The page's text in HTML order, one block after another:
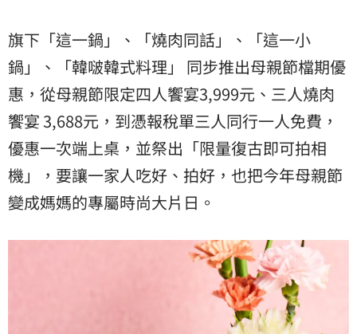
旗下「這一鍋」、「燒肉同話」、「這一小
鍋」、「韓啵韓式料理」 同步推出母親節檔期優
惠，從母親節限定四人饗宴3,999元、三人燒肉
饗宴 3,688元，到憑報稅單三人同行一人免費，
優惠一次端上桌，並祭出「限量復古即可拍相
機」，要讓一家人吃好、拍好，也把今年母親節
變成媽媽的專屬時尚大片日。